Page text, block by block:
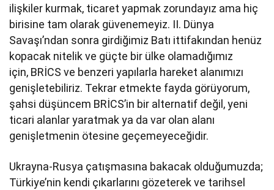
ilişkiler kurmak, ticaret yapmak zorundayız ama hiç
birisine tam olarak güvenemeyiz. II. Dünya
Savaşı’ndan sonra girdiğimiz Batı ittifakından henüz
kopacak nitelik ve güçte bir ülke olamadığımız
için, BRİCS ve benzeri yapılarla hareket alanımızı
genişletebiliriz. Tekrar etmekte fayda görüyorum,
şahsi düşüncem BRİCS’in bir alternatif değil, yeni
ticari alanlar yaratmak ya da var olan alanı
genişletmenin ötesine geçemeyeceğidir.
Ukrayna-Rusya çatışmasına bakacak olduğumuzda;
Türkiye’nin kendi çıkarlarını gözeterek ve tarihsel